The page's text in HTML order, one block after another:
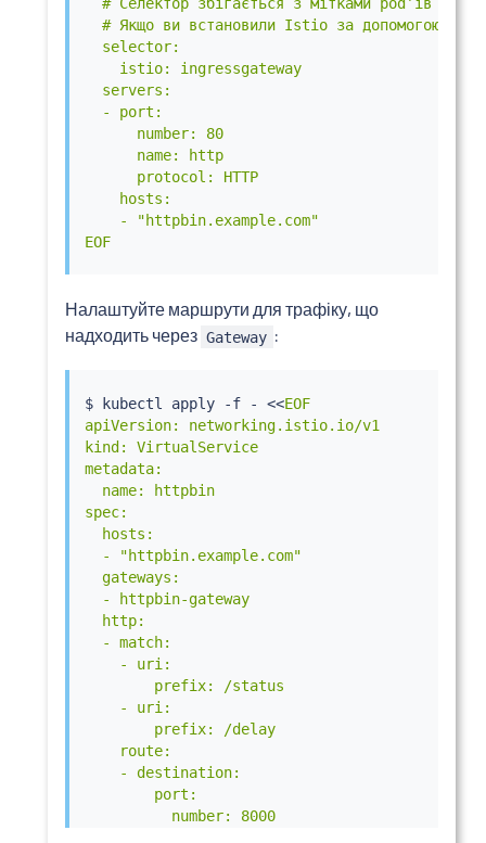
# Якщо ви встановили Istio за допомогою
  selector:
    istio: ingressgateway
  servers:
  - port:
      number: 80
      name: http
      protocol: HTTP
    hosts:
    - "httpbin.example.com"
EOF
Налаштуйте маршрути для трафіку, що
надходить через Gateway :
$ kubectl apply -f - <<EOF
apiVersion: networking.istio.io/v1
kind: VirtualService
metadata:
  name: httpbin
spec:
  hosts:
  - "httpbin.example.com"
  gateways:
  - httpbin-gateway
  http:
  - match:
    - uri:
        prefix: /status
    - uri:
        prefix: /delay
    route:
    - destination:
        port:
          number: 8000